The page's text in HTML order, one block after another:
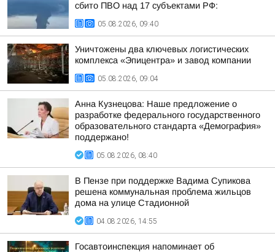
сбито ПВО над 17 субъектами РФ:
05.08.2026, 09:40
Уничтожены два ключевых логистических
комплекса «Эпицентра» и завод компании
05.08.2026, 09:04
Анна Кузнецова: Наше предложение о
разработке федерального государственного
образовательного стандарта «Демография»
поддержано!
05.08.2026, 08:40
В Пензе при поддержке Вадима Супикова
решена коммунальная проблема жильцов
дома на улице Стадионной
04.08.2026, 14:55
Госавтоинспекция напоминает об